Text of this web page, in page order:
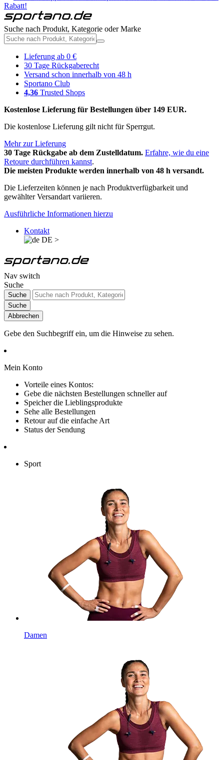
Rabatt!
Suche nach Produkt, Kategorie oder Marke
Lieferung ab 0 €
30 Tage Rückgaberecht
Versand schon innerhalb von 48 h
Sportano Club
4,36 Trusted Shops
Kostenlose Lieferung für Bestellungen über 149 EUR.
Die kostenlose Lieferung gilt nicht für Sperrgut.
Mehr zur Lieferung
30 Tage Rückgabe ab dem Zustelldatum. Erfahre, wie du eine
Retoure durchführen kannst.
Die meisten Produkte werden innerhalb von 48 h versandt.
Die Lieferzeiten können je nach Produktverfügbarkeit und
gewählter Versandart variieren.
Ausführliche Informationen hierzu
Kontakt
DE >
Nav switch
Suche
Suche
Suche
Abbrechen
Gebe den Suchbegriff ein, um die Hinweise zu sehen.
Mein Konto
Vorteile eines Kontos:
Gebe die nächsten Bestellungen schneller auf
Speicher die Lieblingsprodukte
Sehe alle Bestellungen
Retour auf die einfache Art
Status der Sendung
Sport
Damen